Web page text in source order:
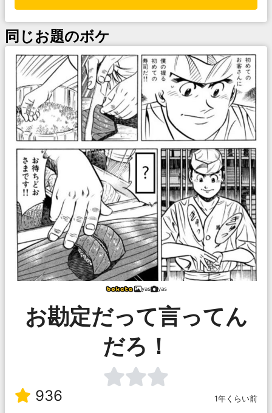
同じお題のボケ
yas yas
お勘定だって言ってん
だろ！
936 1年くらい前